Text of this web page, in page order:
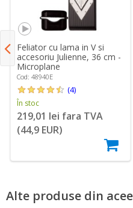
Feliator cu lama in V si
accesoriu Julienne, 36 cm -
Microplane
Cod: 48940E
(4)
În stoc
219,01 lei fara TVA
(44,9 EUR)
Alte produse din